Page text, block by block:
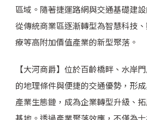
區域。隨著捷運路網與交通基礎建
從傳統商業區逐漸轉型為智慧科技
療等高附加價值產業的新型聚落。
【大河商爵】位於百齡橋畔、水岸
的地理條件與便捷的交通優勢，形
產業生態鏈，成為企業轉型升級、